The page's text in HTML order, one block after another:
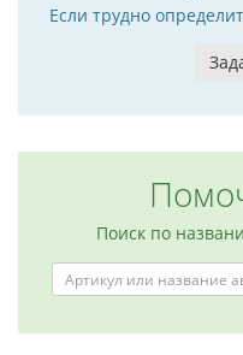
Если трудно
Поиск по